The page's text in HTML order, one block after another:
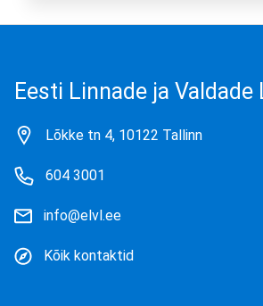
Eesti Linnade ja Valdade
Lõkke tn 4, 10122 Tallinn
604 3001
info@elvl.ee
Kõik kontaktid